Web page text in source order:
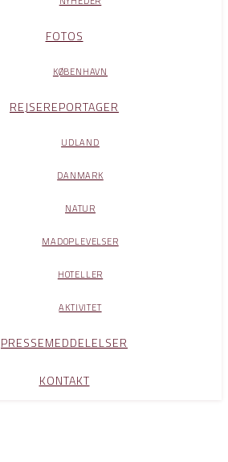
FOTOS
KØBENHAVN
REJSEREPORTAGER
UDLAND
DANMARK
NATUR
MADOPLEVELSER
HOTELLER
AKTIVITET
PRESSEMEDDELELSER
KONTAKT